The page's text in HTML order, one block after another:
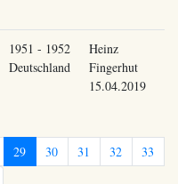
1951 - 1952
Deutschland
Heinz
Fingerhut
15.04.2019
29 30 31 32
33